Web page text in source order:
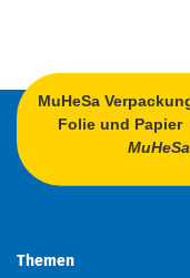
MuHeSa
Folie und
Themen